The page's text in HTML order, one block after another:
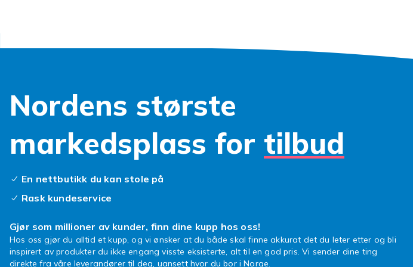
Nordens største
markedsplass for tilbud
En nettbutikk du kan stole på
Rask kundeservice
Gjør som millioner av kunder, finn dine kupp hos oss!
Hos oss gjør du alltid et kupp, og vi ønsker at du både skal finne akkurat det du leter etter og bli
inspirert av produkter du ikke engang visste eksisterte, alt til en god pris. Vi sender dine ting
direkte fra våre leverandører til deg, uansett hvor du bor i Norge.